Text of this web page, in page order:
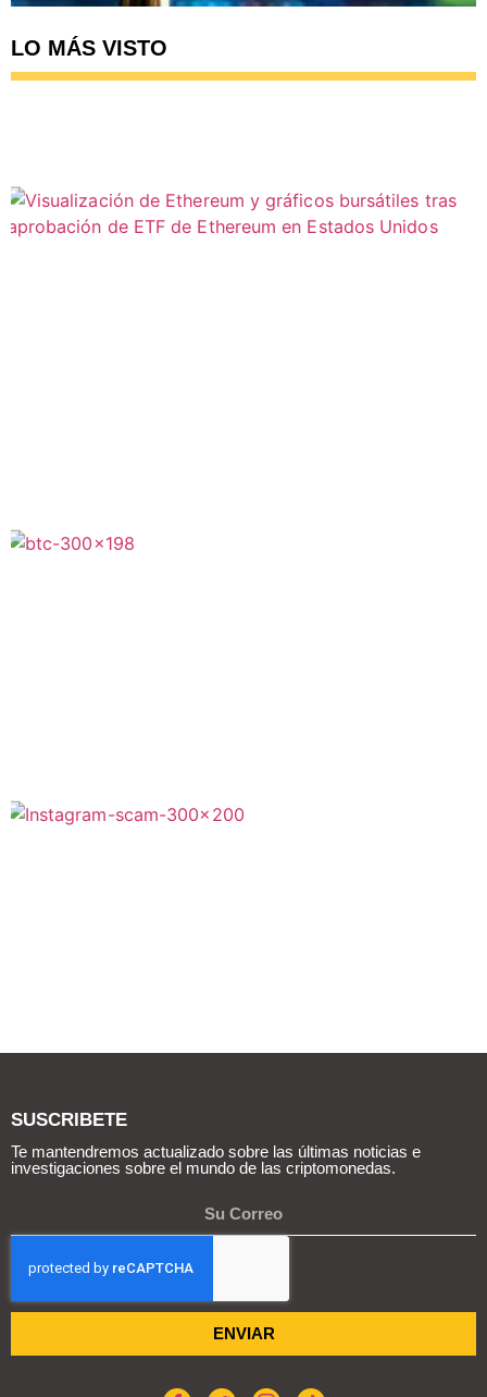
LO MÁS VISTO
SUSCRIBETE
Te mantendremos actualizado sobre las últimas noticias e
investigaciones sobre el mundo de las criptomonedas.
ENVIAR